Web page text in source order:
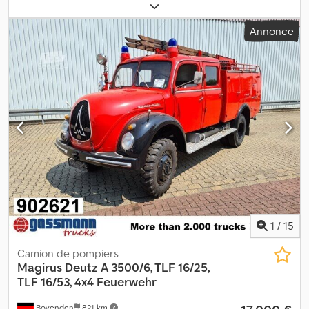
9 800 kg
essieux, couleur:rouge, type d'engrenage:mécanique, Tél. :
appeler (Contact · Téléphone · Portable · WhatsApp) * Magirus
Deutz 160 M9 FAL 4x4 * Camion de pompiers * Numéro
d’identification du véhicule (FIN) : 4900111747 Chodpfskq Aiuex
Aayoa * Type de moteur : 6271379 * Puissance : 118 kW * 6
cylindres, 4 temps * Cylindrée : 6068 cm³ * Poids à vide : 6480 kg *
Poids total autorisé en charge (PTAC) : 9800 kg * Empattement :
3200 mm * Longueur du véhicule : 6550 mm * Hauteur du
véhicule : 3000 mm * Largeur du véhicule : 2440 mm * Pneus : 315 /
70 R 22,5 * Équipement complet disponible ! * Chaînes à neige
incluses ! * Régime de franchise en matière de TVA * Toutes les
informations sont fournies sans garantie
Annonce
1 / 15
Camion de pompiers
Magirus Deutz A 3500/6, TLF 16/25,
TLF 16/53, 4x4 Feuerwehr